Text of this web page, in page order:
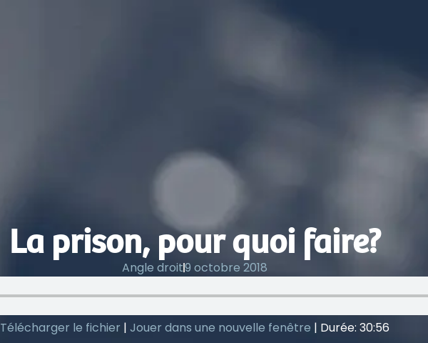
La prison, pour quoi faire?
Angle droit9 octobre 2018
Télécharger le fichier | Jouer dans une nouvelle fenêtre | Durée: 30:56